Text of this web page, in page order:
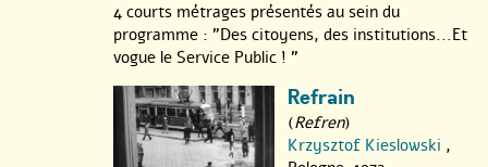
4 courts métrages présentés au sein du
programme : "Des citoyens, des institutions...Et
vogue le Service Public ! "
Refrain
(Refren)
Krzysztof Kieslowski ,